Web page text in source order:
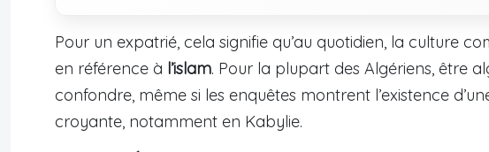
Pour un expatrié, cela signifie qu’au quotidien, la culture
en référence à l’islam. Pour la plupart des Algériens, être
confondre, même si les enquêtes montrent l’existence
croyante, notamment en Kabylie.